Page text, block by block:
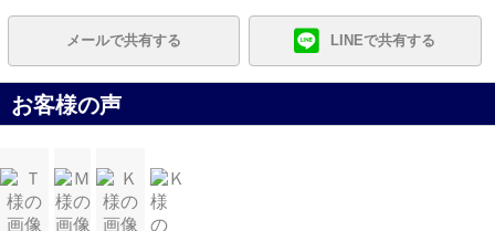
メールで共有する LINEで共有する
お客様の声